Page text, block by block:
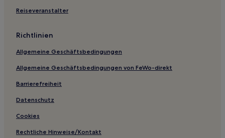
Dwight: Hotels
Hotels nahe Payne Whitney Gymnasium
Hotels nahe Bradley Point Beach
Oxford Hotels
Hotels nahe Connecticut Convention Center
New Haven County: Hotels
Canaan Hotels
Hotels nahe Fernridge Park
Reiseveranstalter
Richtlinien
Allgemeine Geschäftsbedingungen
Allgemeine Geschäftsbedingungen von FeWo-direkt
Barrierefreiheit
Datenschutz
Cookies
Rechtliche Hinweise/Kontakt